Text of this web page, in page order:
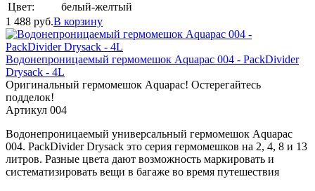
Цвет:
белый-желтый
1 488 руб.В корзину
Водонепроницаемый гермомешок Aquapac 004 - PackDivider
Drysack - 4L
Оригинальный гермомешок Aquapac! Остерегайтесь
подделок!
Артикул 004
Водонепроницаемый универсальный гермомешок Aquapac
004. PackDivider Drysack это серия гермомешков на 2, 4, 8 и 13
литров. Разные цвета дают возможность маркировать и
систематизировать вещи в багаже во время путешествия